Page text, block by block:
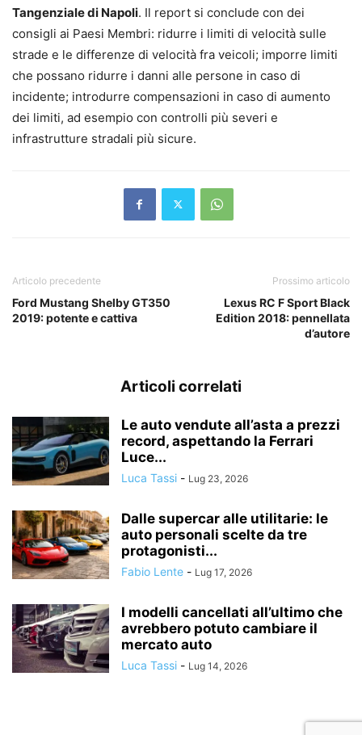
Tangenziale di Napoli. Il report si conclude con dei
consigli ai Paesi Membri: ridurre i limiti di velocità sulle
strade e le differenze di velocità fra veicoli; imporre limiti
che possano ridurre i danni alle persone in caso di
incidente; introdurre compensazioni in caso di aumento
dei limiti, ad esempio con controlli più severi e
infrastrutture stradali più sicure.
Articolo precedente
Ford Mustang Shelby GT350
2019: potente e cattiva
Prossimo articolo
Lexus RC F Sport Black
Edition 2018: pennellata
d’autore
Articoli correlati
Le auto vendute all’asta a prezzi
record, aspettando la Ferrari
Luce...
Luca Tassi - Lug 23, 2026
Dalle supercar alle utilitarie: le
auto personali scelte da tre
protagonisti...
Fabio Lente - Lug 17, 2026
I modelli cancellati all’ultimo che
avrebbero potuto cambiare il
mercato auto
Luca Tassi - Lug 14, 2026